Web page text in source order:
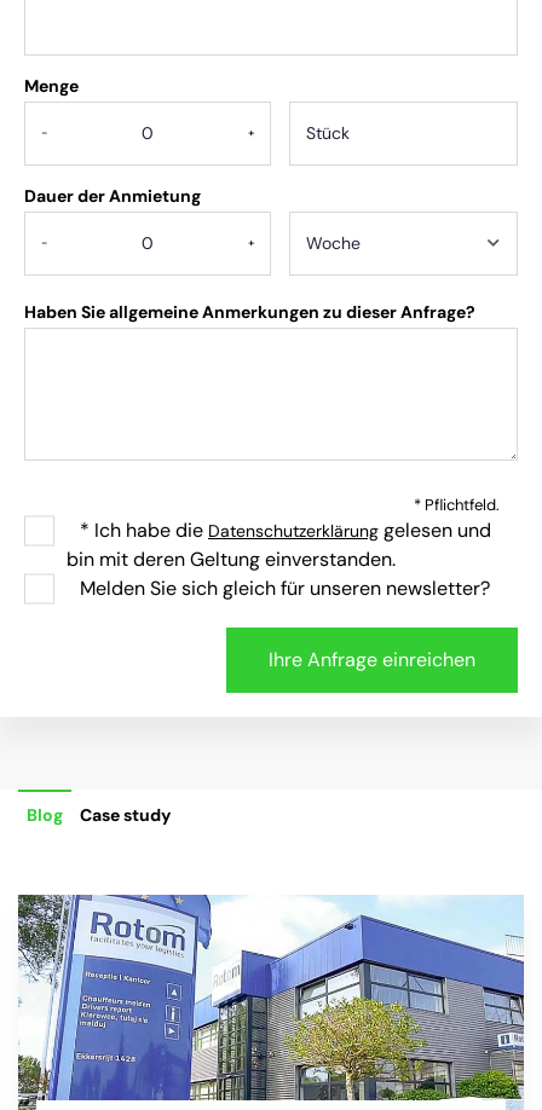
Menge
- +
Dauer der Anmietung
- +
Haben Sie allgemeine Anmerkungen zu dieser Anfrage?
* Pflichtfeld.
* Ich habe die Datenschutzerklärung gelesen und
bin mit deren Geltung einverstanden.
Melden Sie sich gleich für unseren newsletter?
Blog Case study